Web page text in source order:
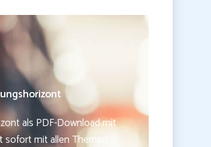
als PDF-Download mit
mit allen Themen